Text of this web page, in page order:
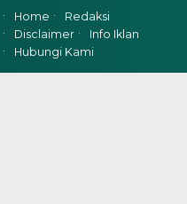
Home
Redaksi
Disclaimer
Info Iklan
Hubungi Kami